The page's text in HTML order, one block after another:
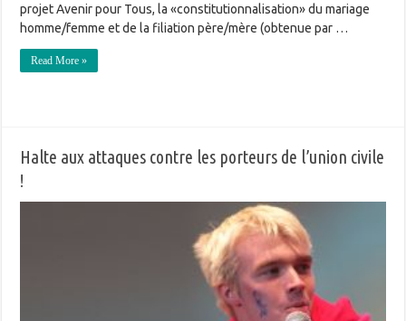
projet Avenir pour Tous, la «constitutionnalisation» du mariage
homme/femme et de la filiation père/mère (obtenue par …
Read More »
Halte aux attaques contre les porteurs de l’union civile
!